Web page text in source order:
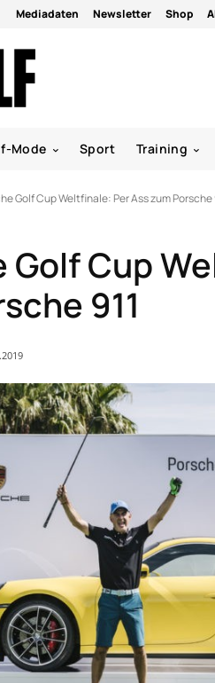
Mediadaten Newsletter Shop
Mode Sport Training
Golf Cup Weltfinale: Per Ass zum Porsche
Golf Cup
911